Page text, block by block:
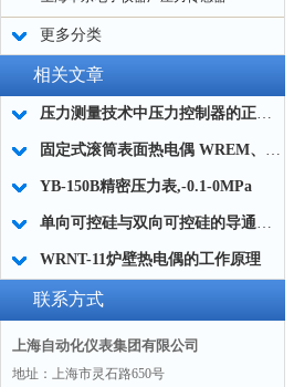
更多分类
相关文章
压力测量技术中压力控制器的正确使用说明
固定式滚筒表面热电偶 WREM、WRNM-301型
YB-150B精密压力表,-0.1-0MPa
单向可控硅与双向可控硅的导通条件
WRNT-11炉壁热电偶的工作原理
联系方式
上海自动化仪表集团有限公司
地址：上海市灵石路650号